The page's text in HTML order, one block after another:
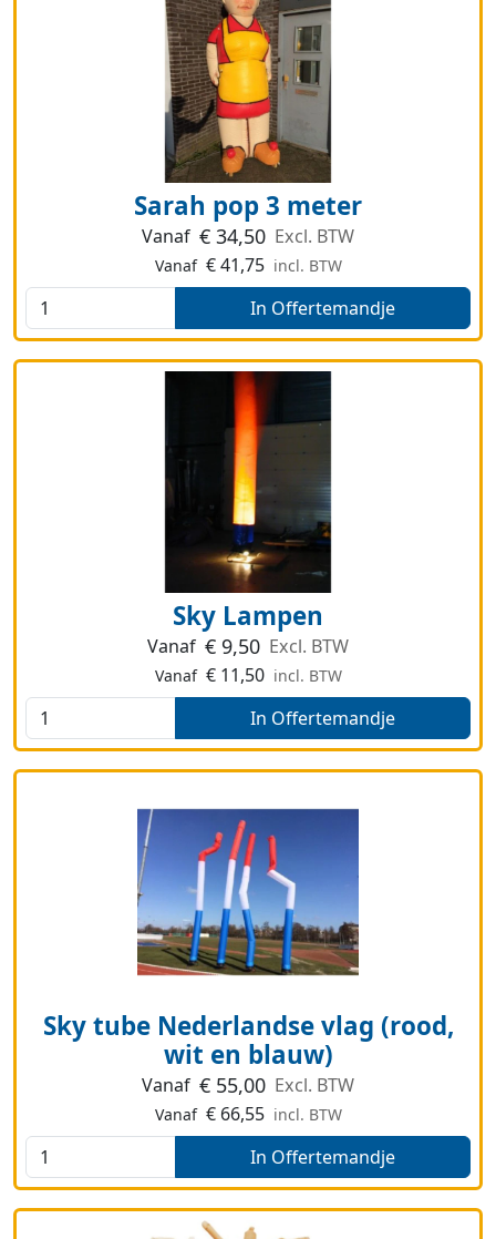
Sarah pop 3 meter
Vanaf € 34,50 Excl. BTW
Vanaf € 41,75 incl. BTW
In Offertemandje
Sky Lampen
Vanaf € 9,50 Excl. BTW
Vanaf € 11,50 incl. BTW
In Offertemandje
Sky tube Nederlandse vlag (rood,
wit en blauw)
Vanaf € 55,00 Excl. BTW
Vanaf € 66,55 incl. BTW
In Offertemandje